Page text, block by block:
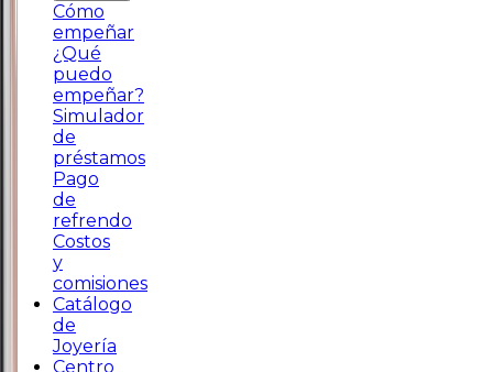
Cómo
empeñar
¿Qué
puedo
empeñar?
Simulador
de
préstamos
Pago
de
refrendo
Costos
y
comisiones
Catálogo
de
Joyería
Centro